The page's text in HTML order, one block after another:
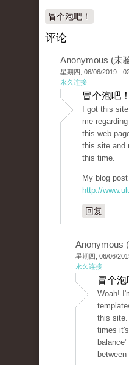
冒个泡吧！
评论
Anonymous (未
星期四, 06/06/2019 -
永久连接
冒个泡吧
I got this
me regarding
this web
this site and
this time.
My blog
http://
回复
Anonymous
星期四, 06/06/
永久连接
冒个
Woah!
this
times
balance"